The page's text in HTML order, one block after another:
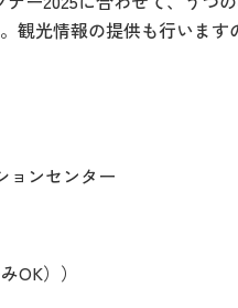
光情報の提供も行います
ョンセンター
OK））